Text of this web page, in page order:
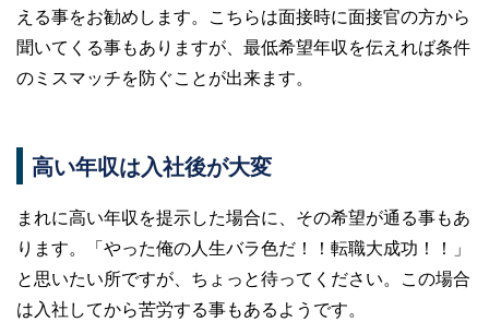
える事をお勧めします。こちらは面接時に面接官の方から
聞いてくる事もありますが、最低希望年収を伝えれば条件
のミスマッチを防ぐことが出来ます。
高い年収は入社後が大変
まれに高い年収を提示した場合に、その希望が通る事もあ
ります。「やった俺の人生バラ色だ！！転職大成功！！」
と思いたい所ですが、ちょっと待ってください。この場合
は入社してから苦労する事もあるようです。